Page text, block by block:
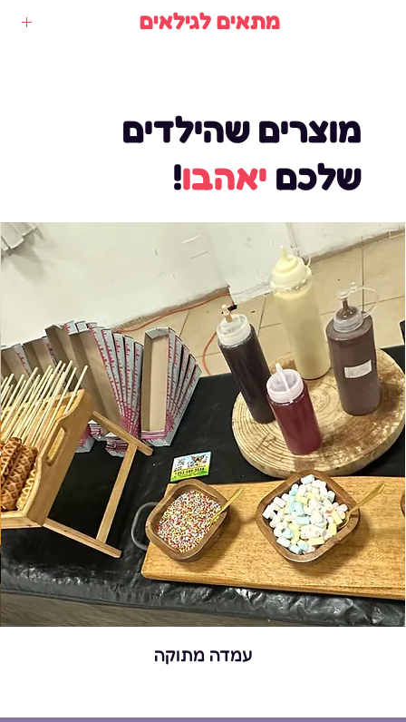
מוצרים שהילדים
שלכם יאהבו!
עמדה מתוקה
מתאים לגילאים